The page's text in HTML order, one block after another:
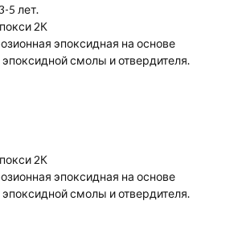
5 лет.
2К
эпоксидная на основе
смолы и отвердителя.
2К
эпоксидная на основе
смолы и отвердителя.